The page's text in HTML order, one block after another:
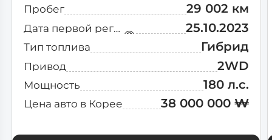
Пробег 29 002 км
Дата первой регистрации 25.10.2023
Тип топлива Гибрид
Привод 2WD
Мощность 180 л.с.
Цена авто в Корее 38 000 000 ₩